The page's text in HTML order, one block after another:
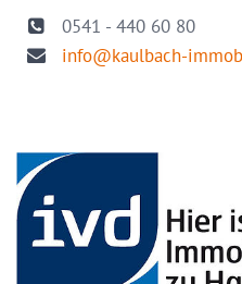
0541 - 440 60 80
info@kaulbach-